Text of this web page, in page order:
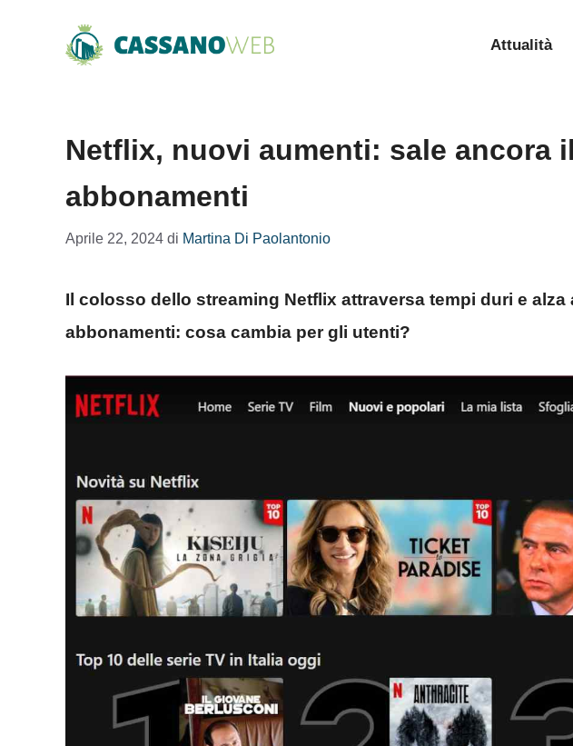
Attualità
Netflix, nuovi aumenti: sale ancora
abbonamenti
Aprile 22, 2024 di Martina Di Paolantonio
Il colosso dello streaming Netflix attraversa tempi duri e alza
abbonamenti: cosa cambia per gli utenti?